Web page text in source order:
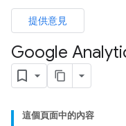
提供意見
Google
這個頁面中的內容